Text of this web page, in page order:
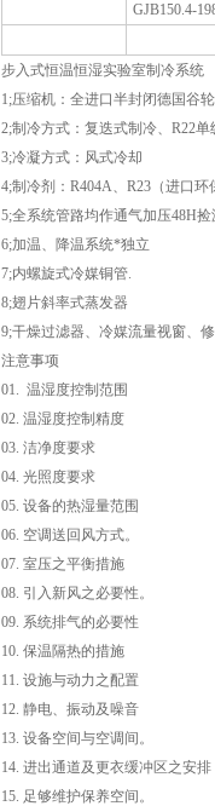
GJB150.4-
步入式恒温恒湿实验室制冷系统
1;压缩机：全进口半封闭德国谷轮
2;制冷方式：复迭式制冷、R22单
3;冷凝方式：风式冷却
4;制冷剂：R404A、R23（进口环
5;全系统管路均作通气加压48H捡
6;加温、降温系统*独立
7;内螺旋式冷媒铜管.
8;翅片斜率式蒸发器
9;干燥过滤器、冷媒流量视窗、
注意事项
01. 温湿度控制范围
02. 温湿度控制精度
03. 洁净度要求
04. 光照度要求
05. 设备的热湿量范围
06. 空调送回风方式。
07. 室压之平衡措施
08. 引入新风之必要性。
09. 系统排气的必要性
10. 保温隔热的措施
11. 设施与动力之配置
12. 静电、振动及噪音
13. 设备空间与空调间。
14. 进出通道及更衣缓冲区之安排
15. 足够维护保养空间。